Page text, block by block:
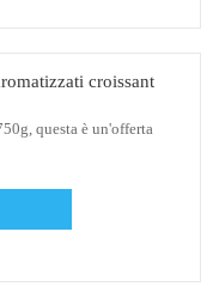
croissant
questa è un'offerta